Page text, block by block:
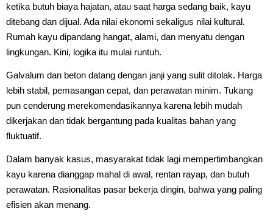
ketika butuh biaya hajatan, atau saat harga sedang baik, kayu
ditebang dan dijual. Ada nilai ekonomi sekaligus nilai kultural.
Rumah kayu dipandang hangat, alami, dan menyatu dengan
lingkungan. Kini, logika itu mulai runtuh.
Galvalum dan beton datang dengan janji yang sulit ditolak. Harga
lebih stabil, pemasangan cepat, dan perawatan minim. Tukang
pun cenderung merekomendasikannya karena lebih mudah
dikerjakan dan tidak bergantung pada kualitas bahan yang
fluktuatif.
Dalam banyak kasus, masyarakat tidak lagi mempertimbangkan
kayu karena dianggap mahal di awal, rentan rayap, dan butuh
perawatan. Rasionalitas pasar bekerja dingin, bahwa yang paling
efisien akan menang.